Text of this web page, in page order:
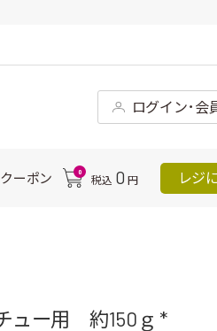
ログイン･会
クーポン 0
税込 0 円 レジ
ュー用 約150ｇ *